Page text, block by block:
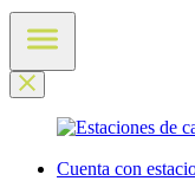
Cuenta con